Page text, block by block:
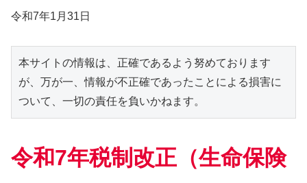
令和7年1月31日
本サイトの情報は、正確であるよう努めております
が、万が一、情報が不正確であったことによる損害に
ついて、一切の責任を負いかねます。
令和7年税制改正（生命保険